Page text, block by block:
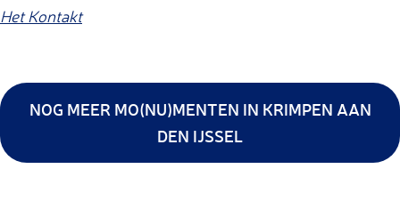
Het Kontakt
NOG MEER MO(NU)MENTEN IN KRIMPEN AAN
DEN IJSSEL